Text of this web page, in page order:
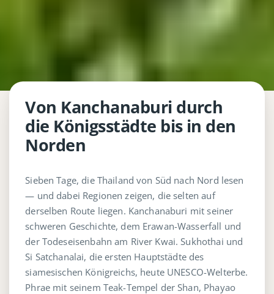
Von Kanchanaburi durch
die Königsstädte bis in den
Norden
Sieben Tage, die Thailand von Süd nach Nord lesen
— und dabei Regionen zeigen, die selten auf
derselben Route liegen. Kanchanaburi mit seiner
schweren Geschichte, dem Erawan-Wasserfall und
der Todeseisenbahn am River Kwai. Sukhothai und
Si Satchanalai, die ersten Hauptstädte des
siamesischen Königreichs, heute UNESCO-Welterbe.
Phrae mit seinem Teak-Tempel der Shan, Phayao